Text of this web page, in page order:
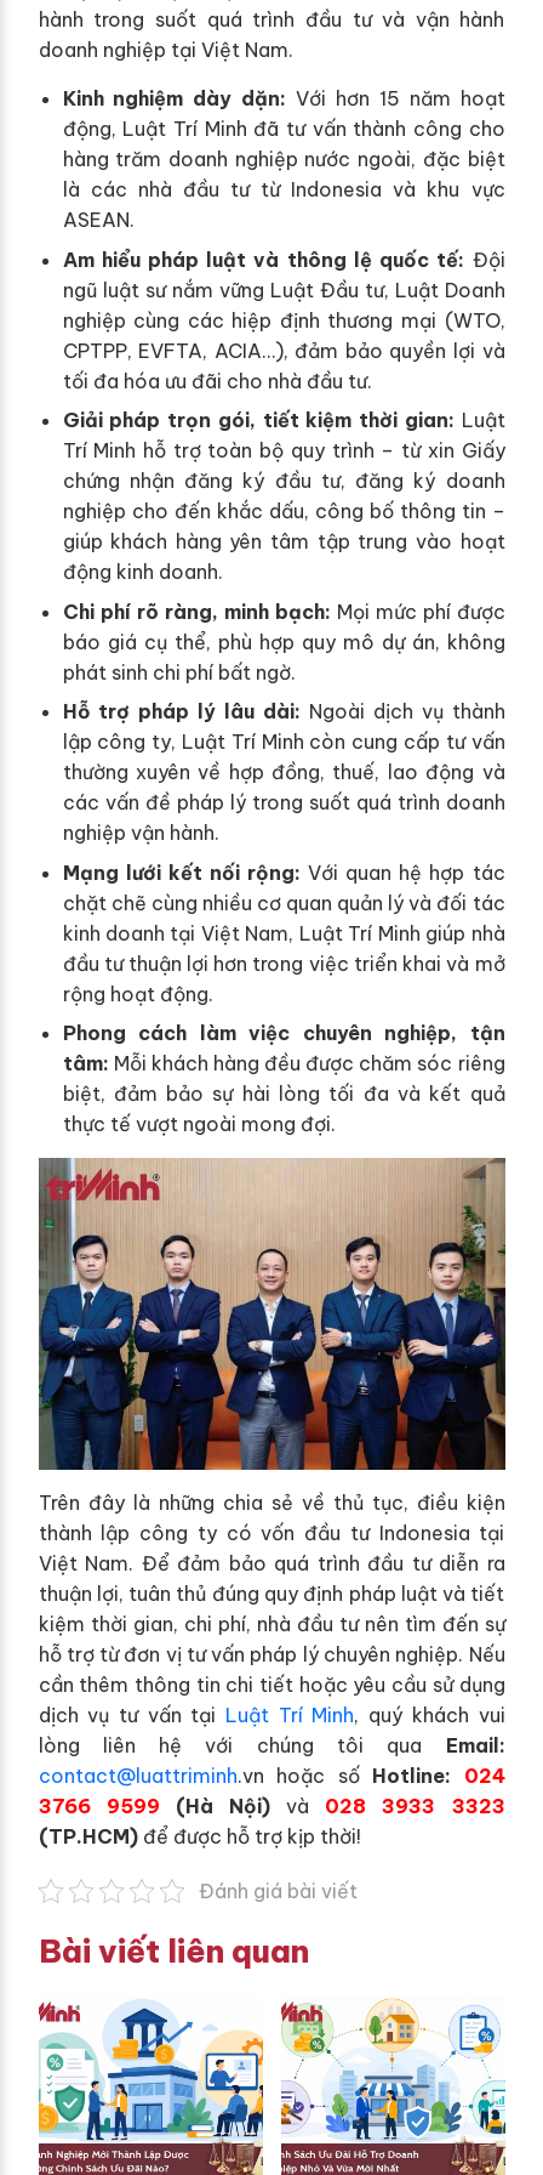
hành trong suốt quá trình đầu tư và vận hành
doanh nghiệp tại Việt Nam.
Kinh nghiệm dày dặn: Với hơn 15 năm hoạt
động, Luật Trí Minh đã tư vấn thành công cho
hàng trăm doanh nghiệp nước ngoài, đặc biệt
là các nhà đầu tư từ Indonesia và khu vực
ASEAN.
Am hiểu pháp luật và thông lệ quốc tế: Đội
ngũ luật sư nắm vững Luật Đầu tư, Luật Doanh
nghiệp cùng các hiệp định thương mại (WTO,
CPTPP, EVFTA, ACIA…), đảm bảo quyền lợi và
tối đa hóa ưu đãi cho nhà đầu tư.
Giải pháp trọn gói, tiết kiệm thời gian: Luật
Trí Minh hỗ trợ toàn bộ quy trình – từ xin Giấy
chứng nhận đăng ký đầu tư, đăng ký doanh
nghiệp cho đến khắc dấu, công bố thông tin –
giúp khách hàng yên tâm tập trung vào hoạt
động kinh doanh.
Chi phí rõ ràng, minh bạch: Mọi mức phí được
báo giá cụ thể, phù hợp quy mô dự án, không
phát sinh chi phí bất ngờ.
Hỗ trợ pháp lý lâu dài: Ngoài dịch vụ thành
lập công ty, Luật Trí Minh còn cung cấp tư vấn
thường xuyên về hợp đồng, thuế, lao động và
các vấn đề pháp lý trong suốt quá trình doanh
nghiệp vận hành.
Mạng lưới kết nối rộng: Với quan hệ hợp tác
chặt chẽ cùng nhiều cơ quan quản lý và đối tác
kinh doanh tại Việt Nam, Luật Trí Minh giúp nhà
đầu tư thuận lợi hơn trong việc triển khai và mở
rộng hoạt động.
Phong cách làm việc chuyên nghiệp, tận
tâm: Mỗi khách hàng đều được chăm sóc riêng
biệt, đảm bảo sự hài lòng tối đa và kết quả
thực tế vượt ngoài mong đợi.
Trên đây là những chia sẻ về thủ tục, điều kiện
thành lập công ty có vốn đầu tư Indonesia tại
Việt Nam. Để đảm bảo quá trình đầu tư diễn ra
thuận lợi, tuân thủ đúng quy định pháp luật và tiết
kiệm thời gian, chi phí, nhà đầu tư nên tìm đến sự
hỗ trợ từ đơn vị tư vấn pháp lý chuyên nghiệp. Nếu
cần thêm thông tin chi tiết hoặc yêu cầu sử dụng
dịch vụ tư vấn tại Luật Trí Minh, quý khách vui
lòng liên hệ với chúng tôi qua Email:
contact@luattriminh.vn hoặc số Hotline:
024
3766 9599 (Hà Nội)và 028 3933 3323
(TP.HCM) để được hỗ trợ kịp thời!
Đánh giá bài viết
Bài viết liên quan